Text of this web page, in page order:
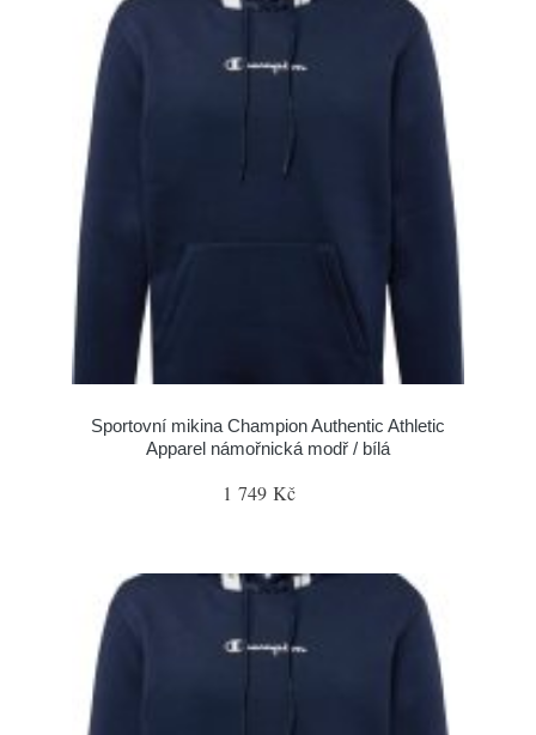
Sportovní mikina Champion Authentic Athletic
Apparel námořnická modř / bílá
1 749 Kč